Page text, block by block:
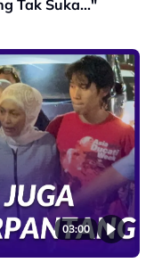
Tak Suka..."
03:00